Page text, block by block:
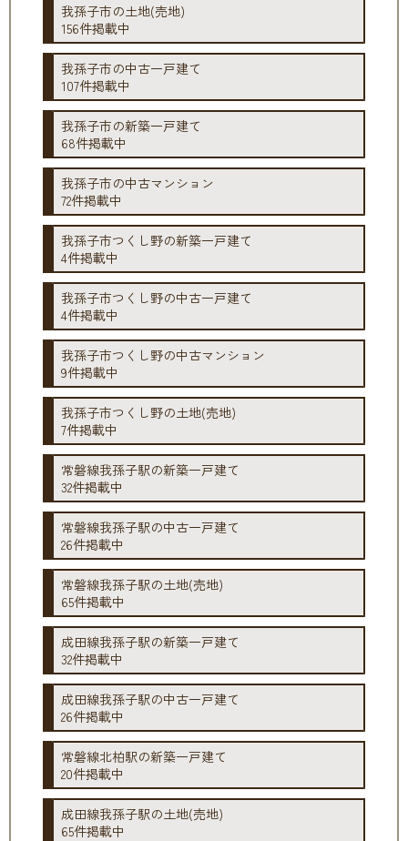
我孫子市の土地(売地)
156件掲載中
我孫子市の中古一戸建て
107件掲載中
我孫子市の新築一戸建て
68件掲載中
我孫子市の中古マンション
72件掲載中
我孫子市つくし野の新築一戸建て
4件掲載中
我孫子市つくし野の中古一戸建て
4件掲載中
我孫子市つくし野の中古マンション
9件掲載中
我孫子市つくし野の土地(売地)
7件掲載中
常磐線我孫子駅の新築一戸建て
32件掲載中
常磐線我孫子駅の中古一戸建て
26件掲載中
常磐線我孫子駅の土地(売地)
65件掲載中
成田線我孫子駅の新築一戸建て
32件掲載中
成田線我孫子駅の中古一戸建て
26件掲載中
常磐線北柏駅の新築一戸建て
20件掲載中
成田線我孫子駅の土地(売地)
65件掲載中